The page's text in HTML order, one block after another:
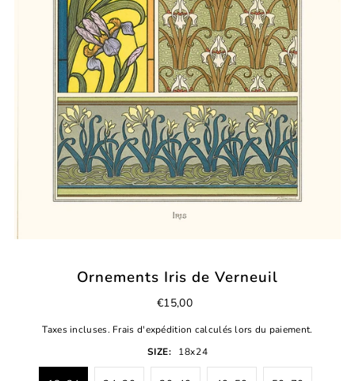
Ornements Iris de Verneuil
€15,00
Taxes incluses. Frais d'expédition calculés lors du paiement.
SIZE:
18x24